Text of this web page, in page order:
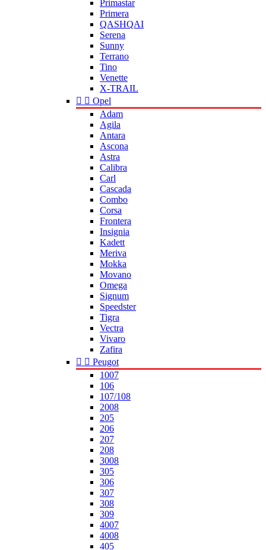
Primastar
Primera
QASHQAI
Serena
Sunny
Terrano
Tino
Venette
X-TRAIL
  Opel
Adam
Agila
Antara
Ascona
Astra
Calibra
Carl
Cascada
Combo
Corsa
Frontera
Insignia
Kadett
Meriva
Mokka
Movano
Omega
Signum
Speedster
Tigra
Vectra
Vivaro
Zafira
  Peugot
1007
106
107/108
2008
205
206
207
208
3008
305
306
307
308
309
4007
4008
405